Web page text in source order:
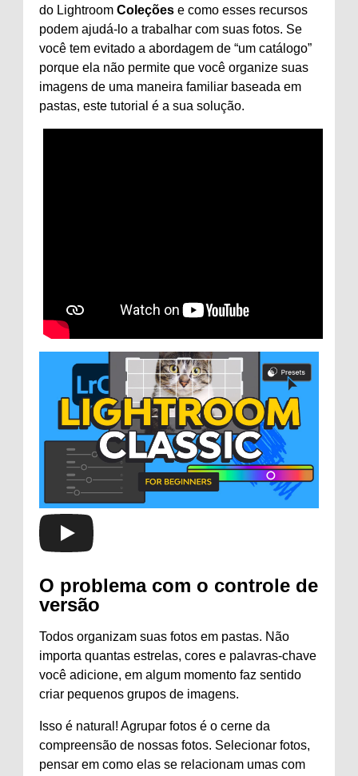
do Lightroom Coleções e como esses recursos
podem ajudá-lo a trabalhar com suas fotos. Se
você tem evitado a abordagem de “um catálogo”
porque ela não permite que você organize suas
imagens de uma maneira familiar baseada em
pastas, este tutorial é a sua solução.
O problema com o controle de
versão
Todos organizam suas fotos em pastas. Não
importa quantas estrelas, cores e palavras-chave
você adicione, em algum momento faz sentido
criar pequenos grupos de imagens.
Isso é natural! Agrupar fotos é o cerne da
compreensão de nossas fotos. Selecionar fotos,
pensar em como elas se relacionam umas com